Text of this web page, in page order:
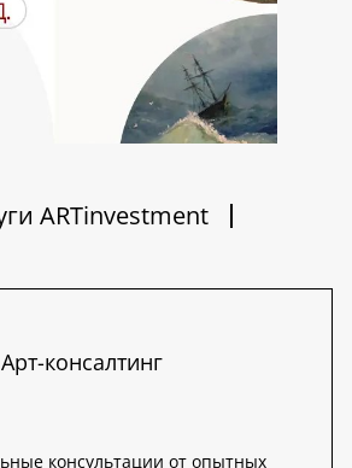
ARTinvestment
Арт-консалтинг
консультации от опытных